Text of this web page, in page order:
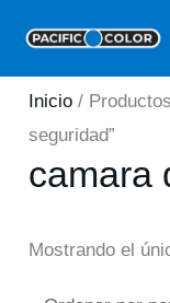
contenido
Inicio /
seguridad”
camara
Mostrando el